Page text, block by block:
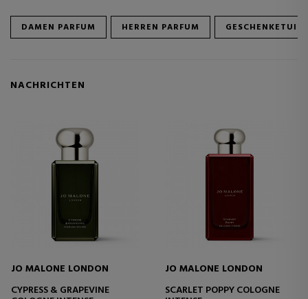
DAMEN PARFUM HERREN PARFUM GESCHENKETUIS
NACHRICHTEN
JO MALONE LONDON
CYPRESS & GRAPEVINE
JO MALONE LONDON
SCARLET POPPY COLOGNE